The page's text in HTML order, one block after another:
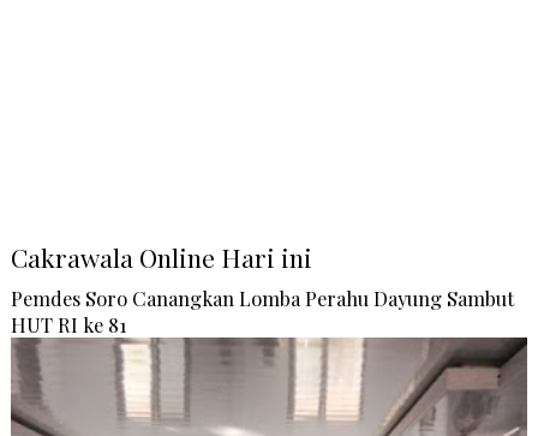
Cakrawala Online Hari ini
Pemdes Soro Canangkan Lomba Perahu Dayung Sambut
HUT RI ke 81